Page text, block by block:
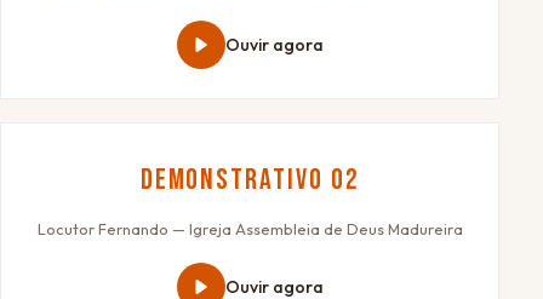
Ouvir agora
Demonstrativo 02
Locutor Fernando — Igreja Assembleia de Deus Madureira
Ouvir agora